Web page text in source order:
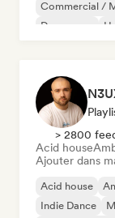
Commercial /
Dream pop
> 2800
Acid house
Ajouter dans
Acid house
Indie Dance